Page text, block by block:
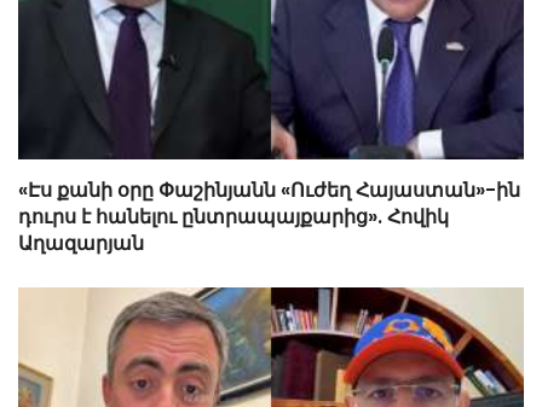
«Էս քանի օրը Փաշինյանն «Ուժեղ Հայաստան»-ին
դուրս է հանելու ընտրապայքարից». Հովիկ
Աղազարյան